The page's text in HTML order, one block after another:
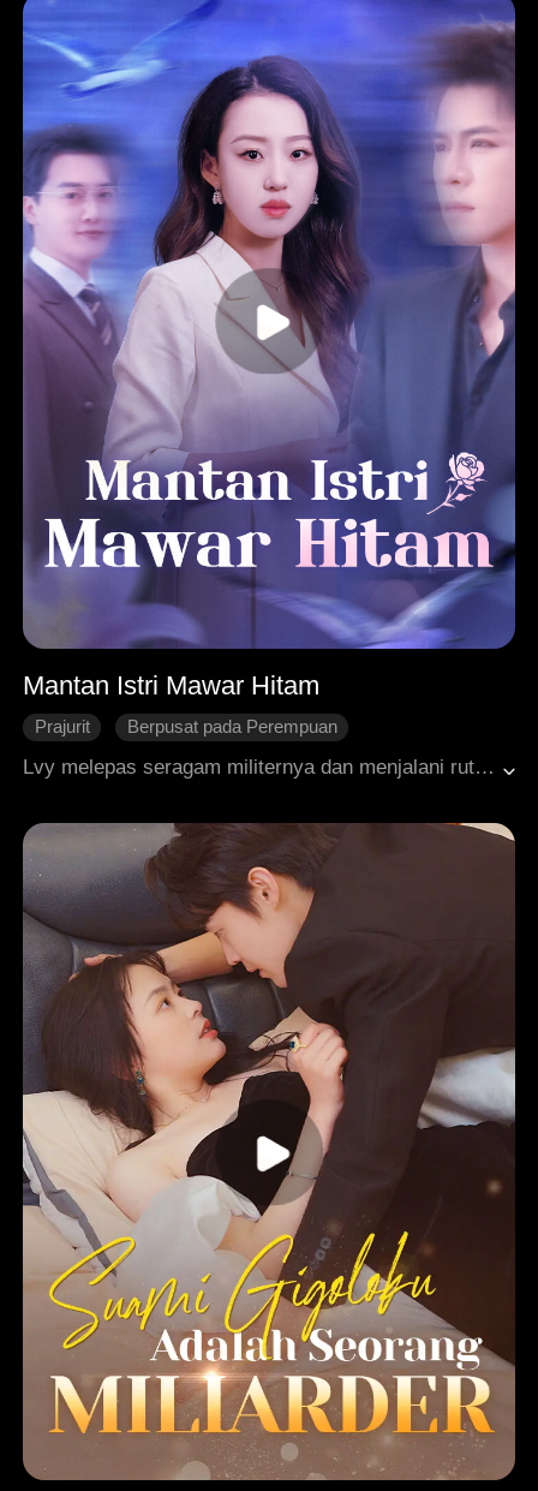
Mantan Istri Mawar Hitam
Prajurit
Berpusat pada Perempuan
Balas Dendam
Ikatan Keluarga Roman Modern
Lvy melepas seragam militernya dan menjalani rutinitas domestik, berkontribusi dengan rajin di perusahaannya. Namun yang dia terima hanyalah kata-kata meremehkan dari suaminya dan cemoohan dari teman-temannya. Mereka tidak tahu bahwa dia pernah menjadi anggota pasukan khusus elit, menerbangkan jet tempur dalam misi setiap hari. Fasih dalam lima bahasa, dia pernah menjadi lulusan terbaik akademi sains ternama dan memimpin tim peretas tingkat atas. Kecewa dan patah hati, dia dengan teguh mengajukan perceraian, membawa abu orang tuanya saat menuju bandara.